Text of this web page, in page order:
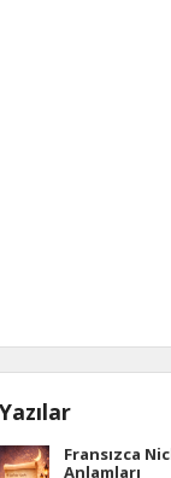
Fransızca
Anlamları